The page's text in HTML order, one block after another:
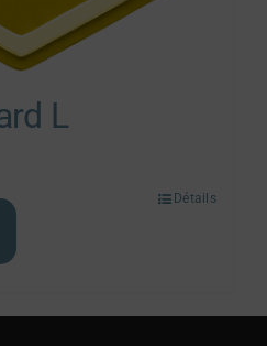
L
Détails